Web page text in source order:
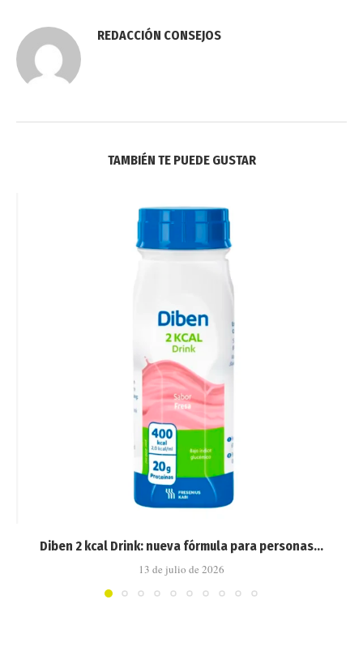
REDACCIÓN CONSEJOS
TAMBIÉN TE PUEDE GUSTAR
Diben 2 kcal Drink: nueva fórmula para personas...
13 de julio de 2026